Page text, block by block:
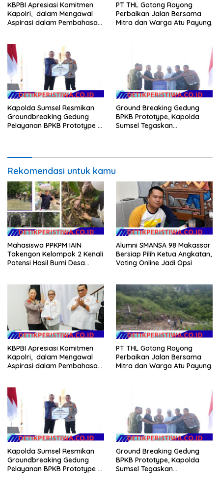
KBPBI Apresiasi Komitmen
Kapolri, dalam Mengawal
Aspirasi dalam Pembahasan
PT THL Gotong Royong
Perbaikan Jalan Bersama
Mitra dan Warga Atu Payung.
Kapolda Sumsel Resmikan
Groundbreaking Gedung
Pelayanan BPKB Prototype di
Ground Breaking Gedung
BPKB Prototype, Kapolda
Sumsel Tegaskan
Rekomendasi untuk kamu
Mahasiswa PPKPM IAIN
Takengon Kelompok 2 Kenali
Potensi Hasil Bumi Desa
Alumni SMANSA 98 Makassar
Bersiap Pilih Ketua Angkatan,
Voting Online Jadi Opsi
KBPBI Apresiasi Komitmen
Kapolri, dalam Mengawal
Aspirasi dalam Pembahasan
PT THL Gotong Royong
Perbaikan Jalan Bersama
Mitra dan Warga Atu Payung.
Kapolda Sumsel Resmikan
Groundbreaking Gedung
Pelayanan BPKB Prototype di
Ground Breaking Gedung
BPKB Prototype, Kapolda
Sumsel Tegaskan